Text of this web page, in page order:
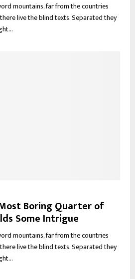
mountains, far from the countries
live the blind texts. Separated they
Boring Quarter of
Some Intrigue
mountains, far from the countries
live the blind texts. Separated they